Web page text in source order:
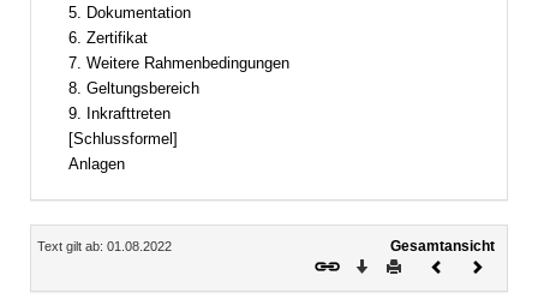
5. Dokumentation
6. Zertifikat
7. Weitere Rahmenbedingungen
8. Geltungsbereich
9. Inkrafttreten
[Schlussformel]
Anlagen
Inhalt
Text gilt ab: 01.08.2022
Gesamtansicht
Download
DruckenVorheriges